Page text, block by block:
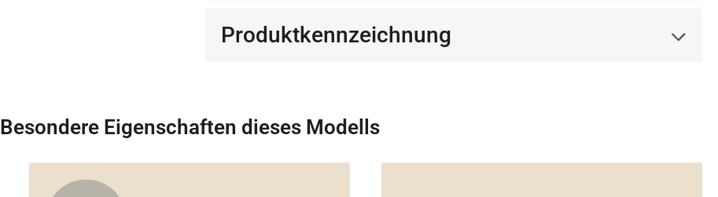
Produktkennzeichnung
Besondere Eigenschaften dieses Modells